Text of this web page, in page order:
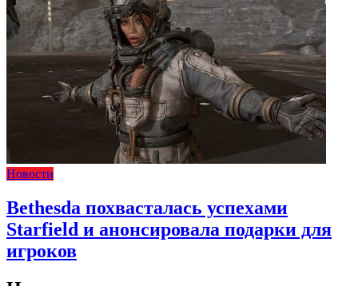
Новости
Bethesda похвасталась успехами
Starfield и анонсировала подарки для
игроков